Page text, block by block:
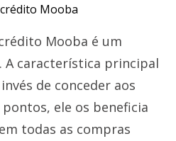
Mooba
Mooba é um
A característica principal
de conceder aos
ele os beneficia
todas as compras